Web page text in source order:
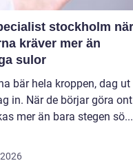
stockholm när
kräver mer än
sulor
bär hela kroppen, dag ut
in. När de börjar göra ont
påverkas mer än bara stegen sö...